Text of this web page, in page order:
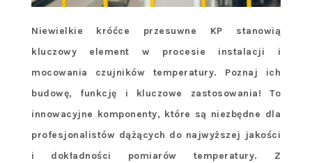
Niewielkie króćce przesuwne KP stanowią
kluczowy element w procesie instalacji i
mocowania czujników temperatury. Poznaj ich
budowę, funkcję i kluczowe zastosowania! To
innowacyjne komponenty, które są niezbędne dla
profesjonalistów dążących do najwyższej jakości
i dokładności pomiarów temperatury. Z